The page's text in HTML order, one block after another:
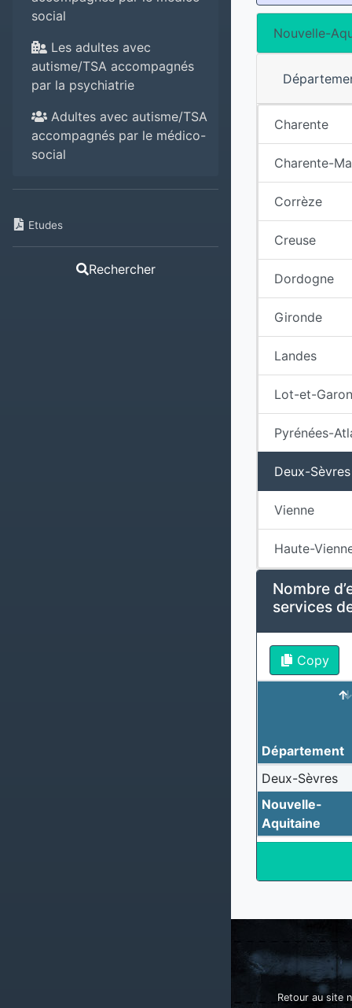
social
Les adultes avec
autisme/TSA accompagnés
par la psychiatrie
Adultes avec autisme/TSA
accompagnés par le médico-
social
Etudes
Rechercher
Nouvelle-
Charente
Charente-
Corrèze
Creuse
Dordogne
Gironde
Landes
Lot-et-
Pyrénées-
Deux-Sèvres
Vienne
Haute-
Nombre
services
Copy
Département
Deux-Sèvres
Nouvelle-
Aquitaine
Retour au site